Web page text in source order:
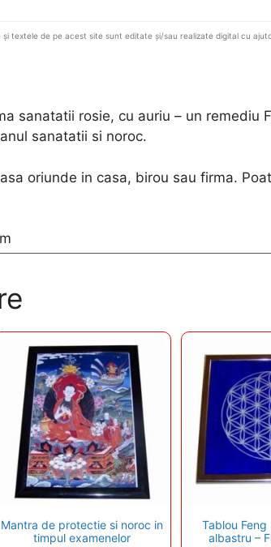
și textele de pe acest site sunt editate și/sau realizate digital cu
sanatatii rosie, cu auriu – un remediu
sanatatii si noroc.
oriunde in casa, birou sau firma.
Mantra de protectie si noroc in
timpul examenelor
Tablou
albastru –